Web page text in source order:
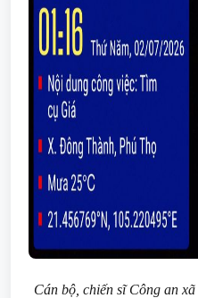
Cán bộ, chiến sĩ Công an